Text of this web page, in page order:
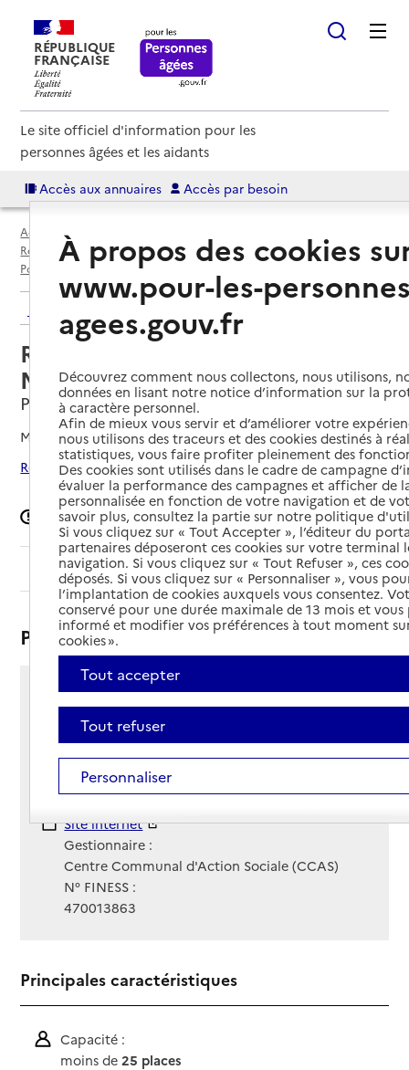
RÉPUBLIQUE
FRANÇAISE
Le site officiel d'information pour les
personnes âgées et les aidants
Accès aux annuaires Accès par besoin
Accueil
Résidences autonomie par département
Lot-et-Garonne (47)
Pont-du-Casse
Résidence autonomie MARPA Les Mûriers
Retour aux résultats de l'annuaire
Résidence autonomie MARPA Les
Mûriers
Pont-du-Casse, LOT-ET-GARONNE
Mis à jour le09/06/2026
Rechercher les établissements autour de Pont-du-Casse
Signaler une erreur
Sommaire
Présentation
Rue des Pinsons
47480 - Pont-du-Casse
Voir itinéraire
Téléphone :
05 53 66 45 01
Site Internet
Site internet
Gestionnaire :
Centre Communal d'Action Sociale (CCAS)
N° FINESS :
470013863
Principales caractéristiques
Capacité :
moins de25 places
À propos des cookies
www.pour-les-
agees.gouv.fr
Découvrez comment nous collectons, nous utilisons,
données en lisant notre notice d’information sur la
à caractère personnel.
Afin de mieux vous servir et d’améliorer votre
nous utilisons des traceurs et des cookies destinés à
statistiques, vous faire profiter pleinement des
Des cookies sont utilisés dans le cadre de campagne
évaluer la performance des campagnes et afficher de
personnalisée en fonction de votre navigation et de
savoir plus, consultez la partie sur notre politique
Si vous cliquez sur « Tout Accepter », l’éditeur du
partenaires déposeront ces cookies sur votre terminal
navigation. Si vous cliquez sur « Tout Refuser », ces
déposés. Si vous cliquez sur « Personnaliser », vous
l’implantation de cookies auxquels vous consentez.
conservé pour une durée maximale de 13 mois et
informé et modifier vos préférences à tout moment
cookies ».
Tout accepter
Tout refuser
Personnaliser